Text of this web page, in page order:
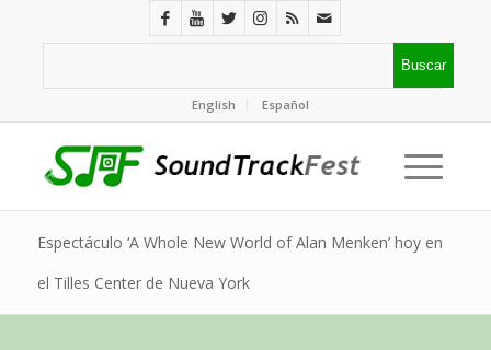
English Español
Espectáculo ‘A Whole New World of Alan Menken’ hoy en
el Tilles Center de Nueva York